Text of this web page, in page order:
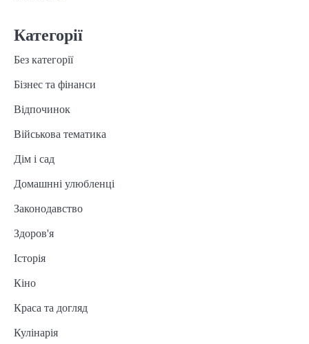
Категорії
Без категорії
Бізнес та фінанси
Відпочинок
Військова тематика
Дім і сад
Домашнні улюбленці
Законодавство
Здоров'я
Історія
Кіно
Краса та догляд
Кулінарія